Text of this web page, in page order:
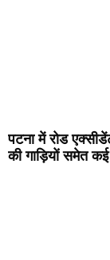
पटना में रोड
की गाड़ियों समेत